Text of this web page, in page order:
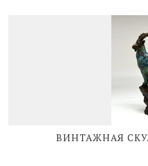
ВИНТАЖНАЯ